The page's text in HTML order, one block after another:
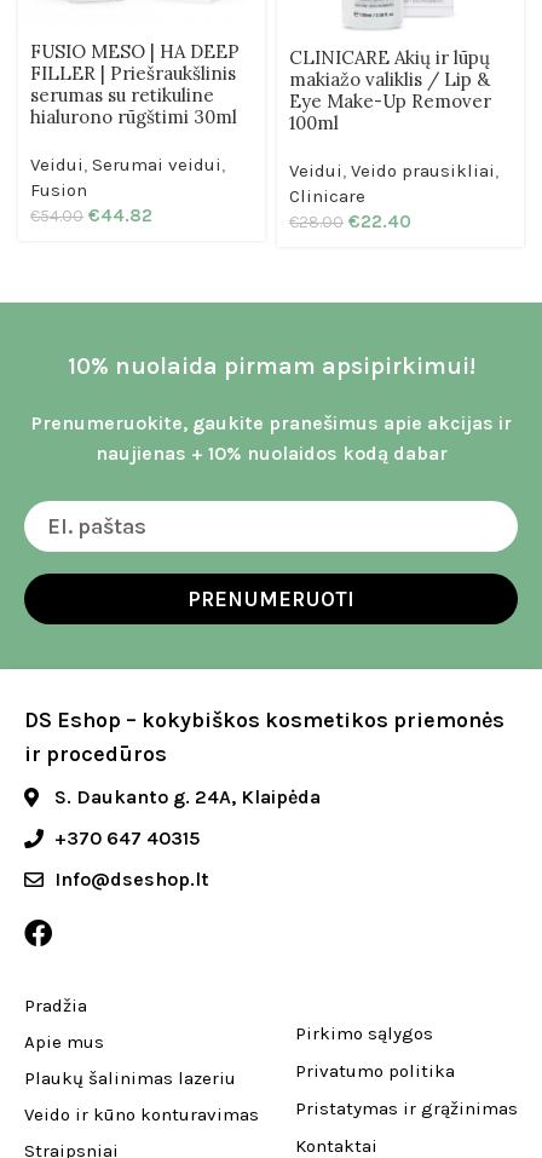
FUSIO MESO | HA DEEP
FILLER | Priešraukšlinis
serumas su retikuline
hialurono rūgštimi 30ml
Veidui, Serumai veidui,
Fusion
€54.00 €44.82
CLINICARE Akių ir lūpų
makiažo valiklis / Lip &
Eye Make-Up Remover
100ml
Veidui, Veido prausikliai,
Clinicare
€28.00 €22.40
10% nuolaida pirmam apsipirkimui!
Prenumeruokite, gaukite pranešimus apie akcijas ir
naujienas + 10% nuolaidos kodą dabar
PRENUMERUOTI
DS Eshop – kokybiškos kosmetikos priemonės
ir procedūros
S. Daukanto g. 24A, Klaipėda
+370 647 40315
Info@dseshop.lt
Pradžia
Apie mus
Plaukų šalinimas lazeriu
Veido ir kūno konturavimas
Straipsniai
Pirkimo sąlygos
Privatumo politika
Pristatymas ir grąžinimas
Kontaktai